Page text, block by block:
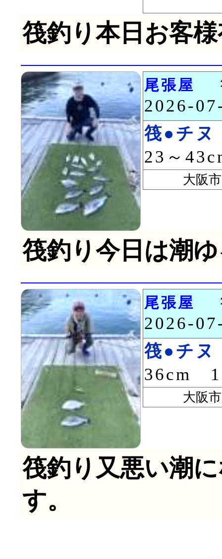
筏釣り本日お客
尾張屋
2026-
筏●チヌ
23～
大阪市
筏釣り今日は潮
尾張屋
2026-
筏●チヌ
36cm
大阪市
筏釣り又悪い潮
す。